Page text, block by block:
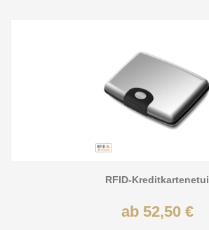
RFID-Kreditkartenetui
ab 52,50 €